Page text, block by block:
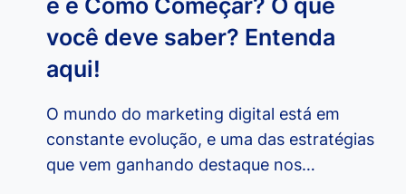
você deve saber? Entenda
aqui!
O mundo do marketing digital está em
constante evolução, e uma das estratégias
que vem ganhando destaque nos…